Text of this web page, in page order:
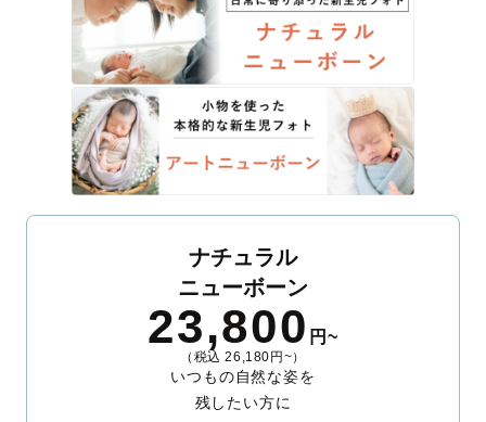
出会えます。まずは、ラブグラフの撮影事例をご覧ください。
ナチュラル
ニューボーン
23,800 円~
（税込 26,180円~）
いつもの自然な姿を
残したい方に